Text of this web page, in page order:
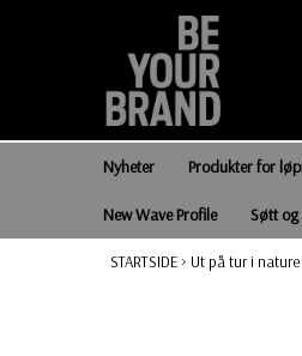
Nyheter Produkter for
New Wave Profile Søtt
STARTSIDE> Ut på tur i